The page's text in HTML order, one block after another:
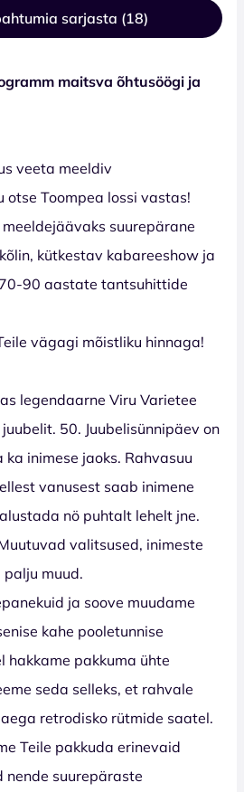
sarjasta (18)
maitsva õhtusöögi ja
veeta meeldiv
otse Toompea lossi vastas!
suurepärane
kütkestav kabareeshow ja
90 aastate tantsuhittide
vägagi mõistliku hinnaga!
legendaarne Viru Varietee
50. Juubelisünnipäev on
inimese jaoks. Rahvasuu
vanusest saab inimene
nö puhtalt lehelt jne.
valitsused, inimeste
muud.
ja soove muudame
kahe pooletunnise
hakkame pakkuma ühte
seda selleks, et rahvale
retrodisko rütmide saatel.
Teile pakkuda erinevaid
suurepäraste